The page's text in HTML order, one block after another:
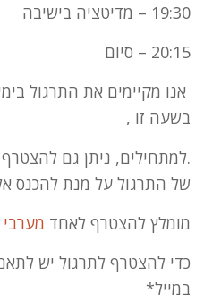
19:30 – מדיטציה בישיבה
20:15 – סיום
אנו מקיימים את התרגול
בשעה זו ,
.למתחילים, ניתן גם
של התרגול על מנת להכנס
מומלץ להצטרף לאחד
כדי להצטרף לתרגול יש
במייל*